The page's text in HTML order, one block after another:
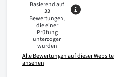
Basierend auf
22
Bewertungen,
die einer
Prüfung
unterzogen
wurden
Alle Bewertungen auf dieser Website
ansehen